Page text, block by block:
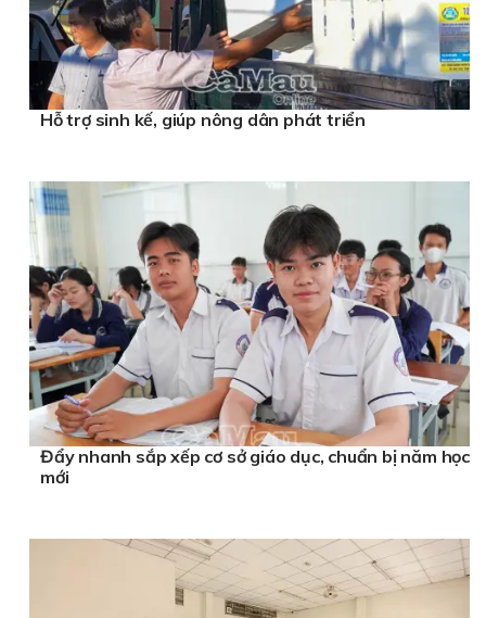
Hỗ trợ sinh kế, giúp nông dân phát triển
Đẩy nhanh sắp xếp cơ sở giáo dục, chuẩn bị năm học
mới